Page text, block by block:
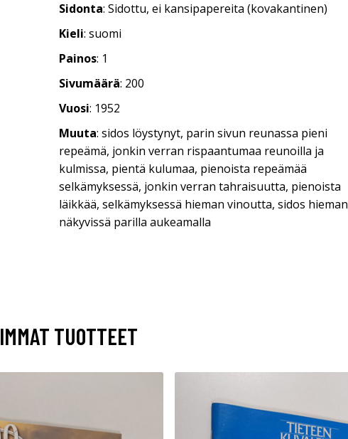
Sidonta: Sidottu, ei kansipapereita (kovakantinen)
Kieli: suomi
Painos: 1
Sivumäärä: 200
Vuosi: 1952
Muuta: sidos löystynyt, parin sivun reunassa pieni
repeämä, jonkin verran rispaantumaa reunoilla ja
kulmissa, pientä kulumaa, pienoista repeämää
selkämyksessä, jonkin verran tahraisuutta, pienoista
läikkää, selkämyksessä hieman vinoutta, sidos hieman
näkyvissä parilla aukeamalla
TUOTTEET